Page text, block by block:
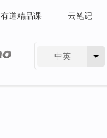
有道精品课 云笔记
中英